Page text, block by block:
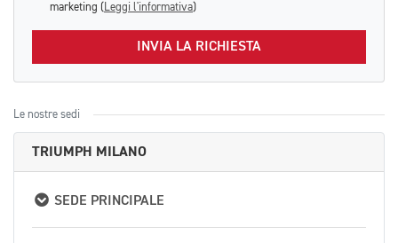
marketing ( Leggi l'informativa)
INVIA LA RICHIESTA
Le nostre sedi
TRIUMPH MILANO
SEDE PRINCIPALE